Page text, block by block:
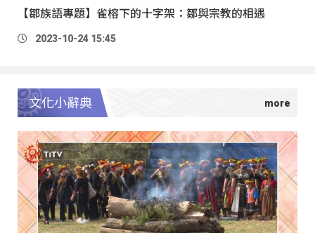
【鄒族語專題】雀榕下的十字架：鄒與宗教的相遇
2023-10-24 15:45
文化小辭典